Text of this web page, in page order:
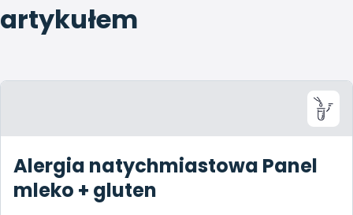
artykułem
Alergia natychmiastowa Panel
mleko + gluten